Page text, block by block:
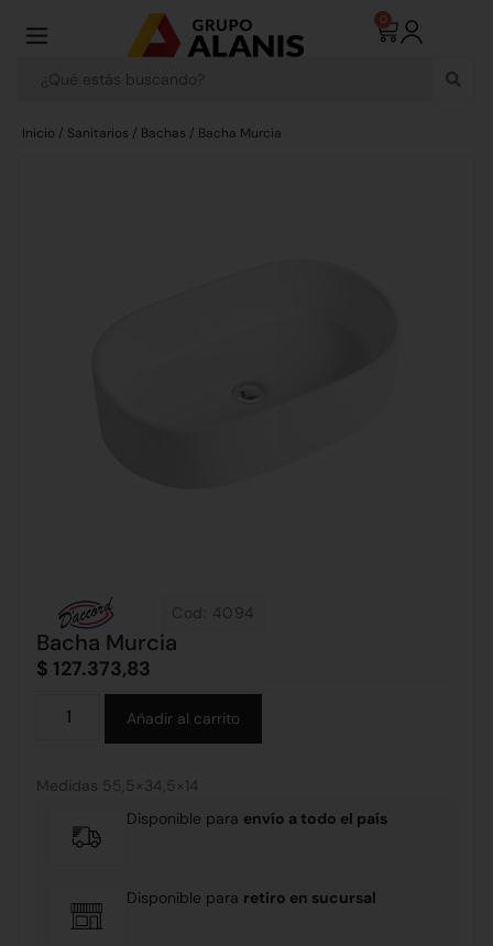
0
Inicio / Sanitarios / Bachas / Bacha Murcia
Cod: 4094
Bacha Murcia
$ 127.373,83
Añadir al carrito
Medidas 55,5×34,5×14
Disponible para envío a todo el país
Disponible para retiro en sucursal